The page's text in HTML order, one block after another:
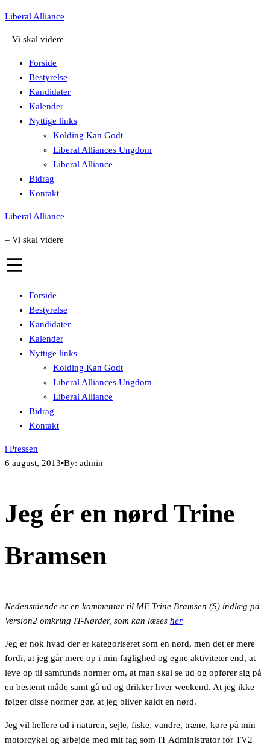
Skip
content
Liberal Alliance
– Vi skal videre
Forside
Bestyrelse
Kandidater
Kalender
Nyttige links
Kolding Kan Godt
Liberal Alliances Ungdom
Liberal Alliance
Bidrag
Kontakt
Liberal Alliance
– Vi skal videre
Forside
Bestyrelse
Kandidater
Kalender
Nyttige links
Kolding Kan Godt
Liberal Alliances Ungdom
Liberal Alliance
Bidrag
Kontakt
i Pressen
6 august, 2013•By: admin
Jeg ér en nørd Trine
Bramsen
Nedenstående er en kommentar til MF Trine Bramsen (S) indlæg på
Version2 omkring IT-Nørder, som kan læses her
Jeg er nok hvad der er kategoriseret som en nørd, men det er mere
fordi, at jeg går mere op i min faglighed og egne aktiviteter end, at
leve op til samfunds normer om, at man skal se ud og opfører sig på
en bestemt måde samt gå ud og drikker hver weekend. At jeg ikke
følger disse normer gør, at jeg bliver kaldt en nørd.
Jeg vil hellere ud i naturen, sejle, fiske, vandre, træne, køre på min
motorcykel og arbejde med mit fag som IT Administrator for TV2